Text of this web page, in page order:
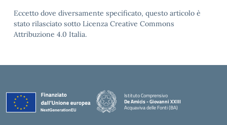
Eccetto dove diversamente specificato, questo articolo è
stato rilasciato sotto Licenza Creative Commons
Attribuzione 4.0 Italia.
Istituto Comprensivo
De Amicis - Giovanni XXIII
Acquaviva delle Fonti (BA)
— Visita la pagina iniziale della scuola